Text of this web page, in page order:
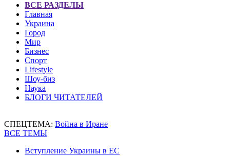
ВСЕ РАЗДЕЛЫ
Главная
Украина
Город
Мир
Бизнес
Спорт
Lifestyle
Шоу-биз
Наука
БЛОГИ ЧИТАТЕЛЕЙ
СПЕЦТЕМА: Война в Иране
ВСЕ ТЕМЫ
Вступление Украины в ЕС